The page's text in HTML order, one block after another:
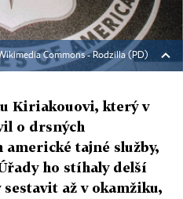
Commons - Rodzilla (PD)
Kiriakouovi, který v
o drsných
americké tajné služby,
ho stíhaly delší
až v okamžiku,